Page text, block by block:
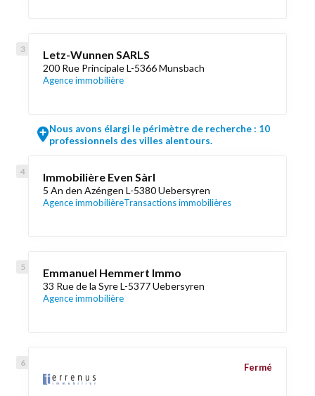
Letz-Wunnen SARLS
200 Rue Principale L-5366 Munsbach
Agence immobilière
Nous avons élargi le périmètre de recherche : 10
professionnels des villes alentours.
Immobilière Even Sàrl
5 An den Azéngen L-5380 Uebersyren
Agence immobilièreTransactions immobilières
Emmanuel Hemmert Immo
33 Rue de la Syre L-5377 Uebersyren
Agence immobilière
Fermé